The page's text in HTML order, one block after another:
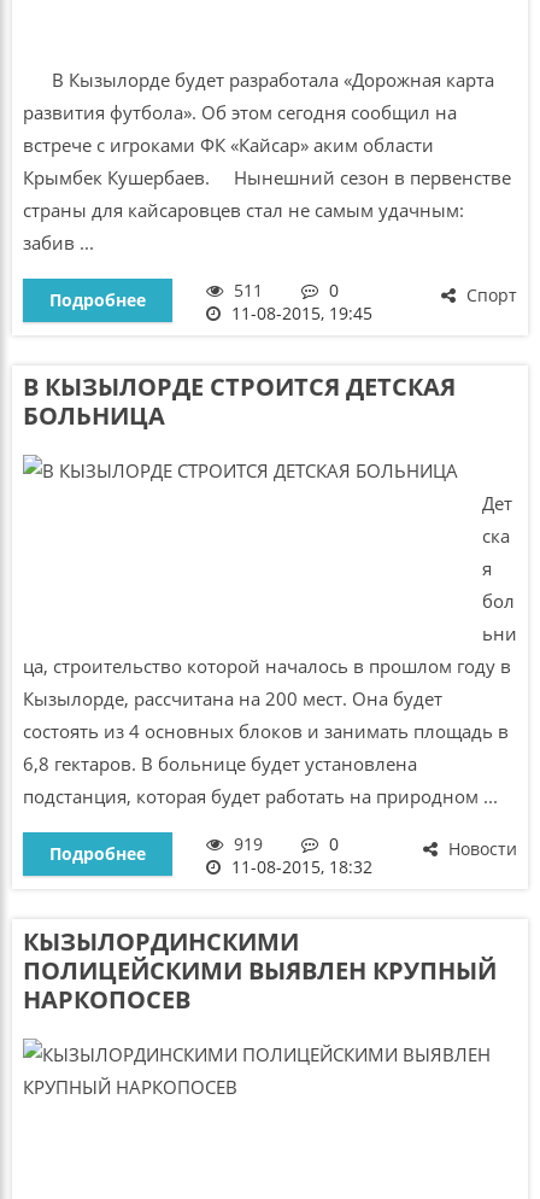
В Кызылорде будет разработала «Дорожная карта
развития футбола». Об этом сегодня сообщил на
встрече с игроками ФК «Кайсар» аким области
Крымбек Кушербаев. Нынешний сезон в первенстве
страны для кайсаровцев стал не самым удачным:
забив ...
Спорт
Подробнее 511
0
11-08-2015, 19:45
В КЫЗЫЛОРДЕ СТРОИТСЯ ДЕТСКАЯ
БОЛЬНИЦА
Дет
ска
я
бол
ьни
ца, строительство которой началось в прошлом году в
Кызылорде, рассчитана на 200 мест. Она будет
состоять из 4 основных блоков и занимать площадь в
6,8 гектаров. В больнице будет установлена
подстанция, которая будет работать на природном ...
Новости
Подробнее 919
0
11-08-2015, 18:32
КЫЗЫЛОРДИНСКИМИ
ПОЛИЦЕЙСКИМИ ВЫЯВЛЕН КРУПНЫЙ
НАРКОПОСЕВ